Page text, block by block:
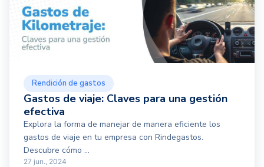
Rendición de gastos
Gastos de viaje: Claves para una gestión
efectiva
Explora la forma de manejar de manera eficiente los
gastos de viaje en tu empresa con Rindegastos.
Descubre cómo ...
27 jun., 2024